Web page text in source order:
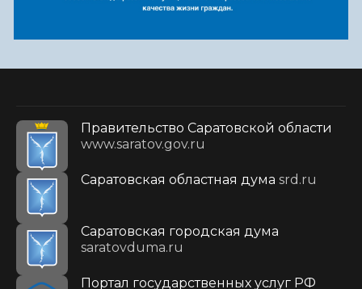
Правительство Саратовской области
www.saratov.gov.ru
Саратовская областная дума srd.ru
Саратовская городская дума
saratovduma.ru
Портал государственных услуг РФ